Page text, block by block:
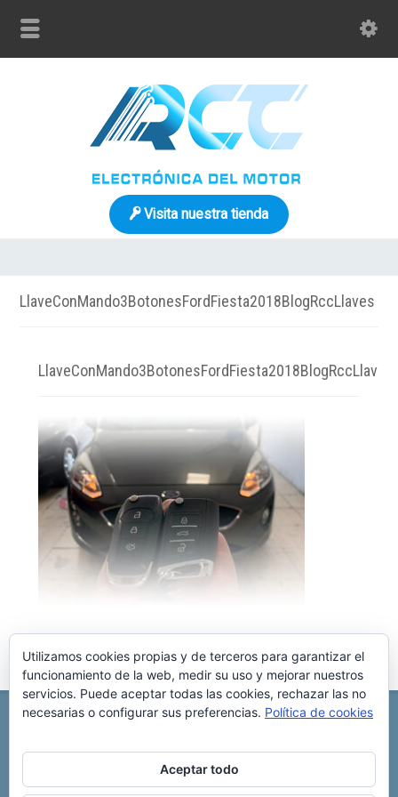
Visita nuestra tienda
LlaveConMando3BotonesFordFiesta2018BlogRccLlaves
LlaveConMando3BotonesFordFiesta2018BlogRccLlaves
REPARACIÓN CENTRALITA DE COCHE
C/ Virgen del pilar, 6 ,
Copyright © 2025 Reparación Centralita De Coche
Utilizamos cookies propias y de terceros para garantizar el
funcionamiento de la web, medir su uso y mejorar nuestros
servicios. Puede aceptar todas las cookies, rechazar las no
necesarias o configurar sus preferencias. Política de cookies
Aceptar todo